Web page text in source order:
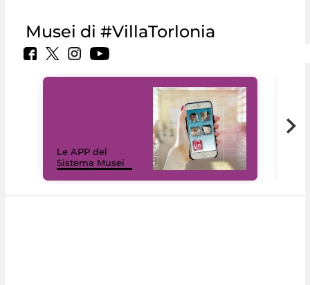
Musei di #VillaTorlonia
Le APP del
Sistema Musei